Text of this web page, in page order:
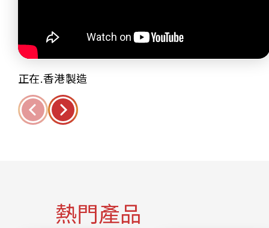
正在.香港製造
熱門產品